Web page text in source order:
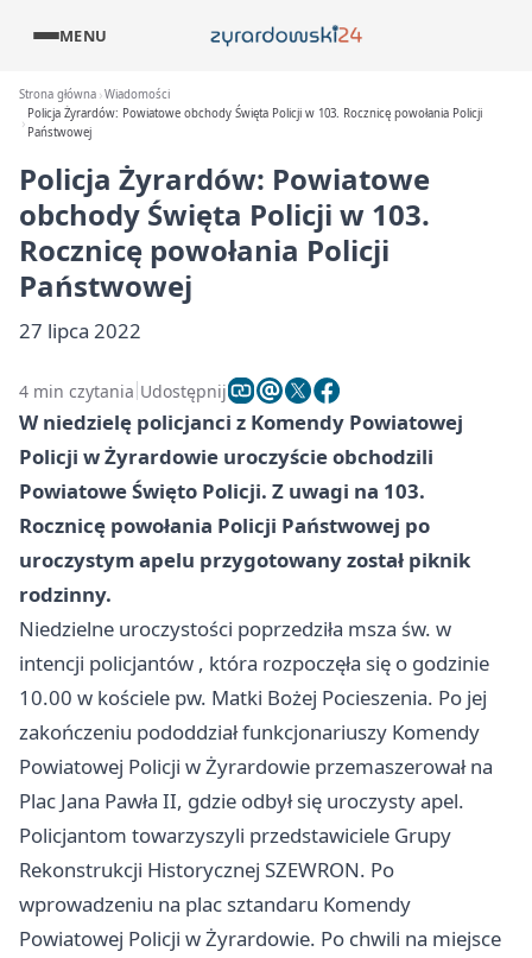
MENU
Strona główna Wiadomości
Policja Żyrardów: Powiatowe obchody Święta Policji w 103. Rocznicę powołania Policji
Państwowej
Policja Żyrardów: Powiatowe
obchody Święta Policji w 103.
Rocznicę powołania Policji
Państwowej
27 lipca 2022
4 min czytania Udostępnij
W niedzielę policjanci z Komendy Powiatowej
Policji w Żyrardowie uroczyście obchodzili
Powiatowe Święto Policji. Z uwagi na 103.
Rocznicę powołania Policji Państwowej po
uroczystym apelu przygotowany został piknik
rodzinny.
Niedzielne uroczystości poprzedziła msza św. w
intencji policjantów , która rozpoczęła się o godzinie
10.00 w kościele pw. Matki Bożej Pocieszenia. Po jej
zakończeniu pododdział funkcjonariuszy Komendy
Powiatowej Policji w Żyrardowie przemaszerował na
Plac Jana Pawła II, gdzie odbył się uroczysty apel.
Policjantom towarzyszyli przedstawiciele Grupy
Rekonstrukcji Historycznej SZEWRON. Po
wprowadzeniu na plac sztandaru Komendy
Powiatowej Policji w Żyrardowie. Po chwili na miejsce